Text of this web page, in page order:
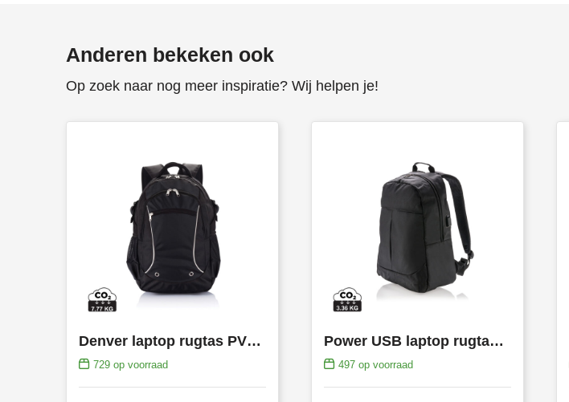
Anderen bekeken ook
Op zoek naar nog meer inspiratie? Wij helpen je!
Denver laptop rugtas PVC Vrij
729op voorraad
Power USB laptop rugtas PVC Vrij
497op voorraad